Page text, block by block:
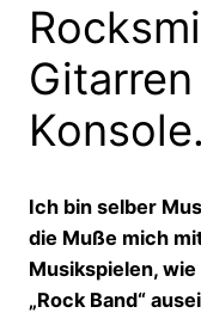
Ich bin selber
die Muße mich
Musikspielen, wie
„Rock Band“